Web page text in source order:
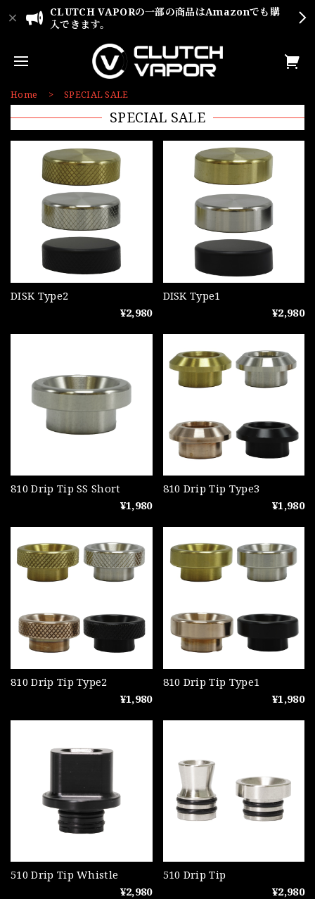
CLUTCH VAPORの一部の商品はAmazonでも購
入できます。
Home SPECIAL SALE
SPECIAL SALE
DISK Type2
¥2,980
DISK Type1
¥2,980
810 Drip Tip SS Short
¥1,980
810 Drip Tip Type3
¥1,980
810 Drip Tip Type2
¥1,980
810 Drip Tip Type1
¥1,980
510 Drip Tip Whistle
¥2,980
510 Drip Tip
¥2,980